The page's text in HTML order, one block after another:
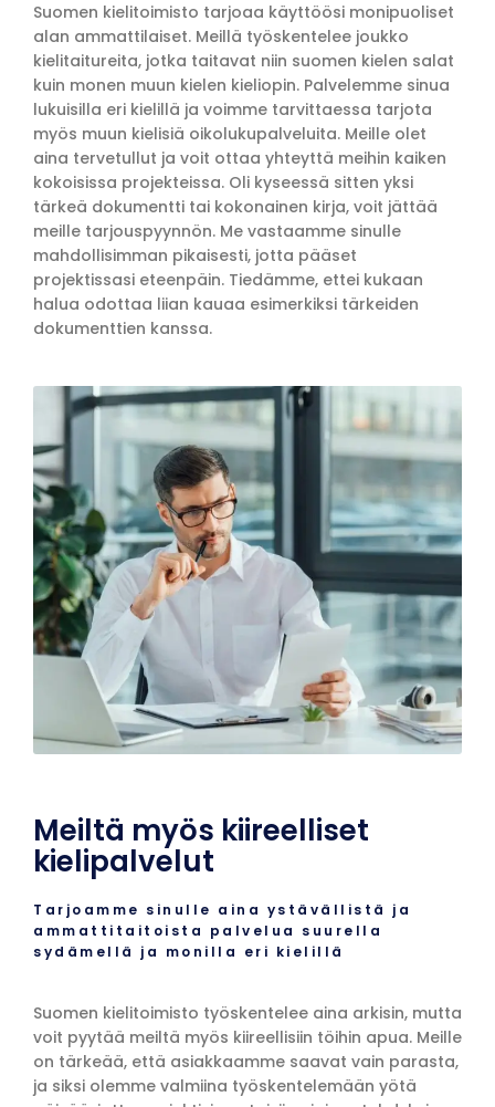
Suomen kielitoimisto tarjoaa käyttöösi monipuoliset
alan ammattilaiset. Meillä työskentelee joukko
kielitaitureita, jotka taitavat niin suomen kielen salat
kuin monen muun kielen kieliopin. Palvelemme sinua
lukuisilla eri kielillä ja voimme tarvittaessa tarjota
myös muun kielisiä oikolukupalveluita. Meille olet
aina tervetullut ja voit ottaa yhteyttä meihin kaiken
kokoisissa projekteissa. Oli kyseessä sitten yksi
tärkeä dokumentti tai kokonainen kirja, voit jättää
meille tarjouspyynnön. Me vastaamme sinulle
mahdollisimman pikaisesti, jotta pääset
projektissasi eteenpäin. Tiedämme, ettei kukaan
halua odottaa liian kauaa esimerkiksi tärkeiden
dokumenttien kanssa.
Meiltä myös kiireelliset
kielipalvelut
Tarjoamme sinulle aina ystävällistä ja
ammattitaitoista palvelua suurella
sydämellä ja monilla eri kielillä
Suomen kielitoimisto työskentelee aina arkisin, mutta
voit pyytää meiltä myös kiireellisiin töihin apua. Meille
on tärkeää, että asiakkaamme saavat vain parasta,
ja siksi olemme valmiina työskentelemään yötä